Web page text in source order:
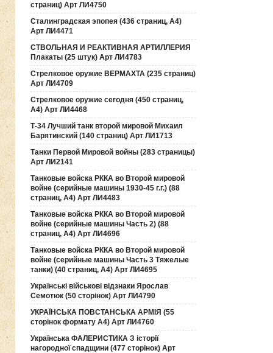
страниц) Арт ЛИ4750
Сталинградская эпопея (436 страниц, А4)
Арт ЛИ4471
СТВОЛЬНАЯ И РЕАКТИВНАЯ АРТИЛЛЕРИЯ
Плакаты (25 штук) Арт ЛИ4783
Стрелковое оружие ВЕРМАХТА (235 страниц)
Арт ЛИ4709
Стрелковое оружие сегодня (450 страниц,
А4) Арт ЛИ4468
Т-34 Лучший танк второй мировой Михаил
Барятинский (140 страниц) Арт ЛИ1713
Танки Первой Мировой войны (283 страницы)
Арт ЛИ2141
Танковые войска РККА во Второй мировой
войне (серийные машины 1930-45 г.г.) (88
страниц, А4) Арт ЛИ4483
Танковые войска РККА во Второй мировой
войне (серийные машины Часть 2) (88
страниц, А4) Арт ЛИ4696
Танковые войска РККА во Второй мировой
войне (серийные машины Часть 3 Тяжелые
танки) (40 страниц, А4) Арт ЛИ4695
Українські військові відзнаки Ярослав
Семотюк (50 сторінок) Арт ЛИ4790
УКРАЇНСЬКА ПОВСТАНСЬКА АРМІЯ (55
сторінок формату А4) Арт ЛИ4760
Українська ФАЛЕРИСТИКА З історії
нагородної спадщини (477 сторінок) Арт